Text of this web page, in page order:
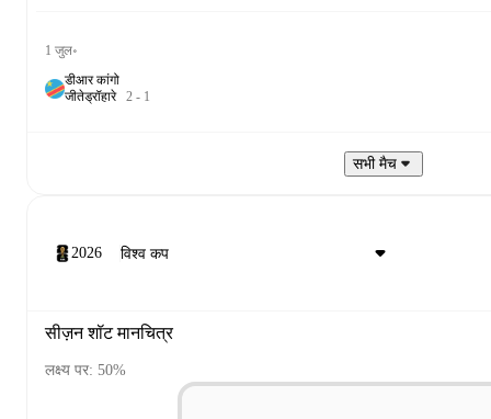
1 जुल॰
डीआर कांगो
जीतेड्रॉहारे 2 - 1
सभी मैच
2026
सीज़न शॉट मानचित्र
लक्ष्य पर: 50%